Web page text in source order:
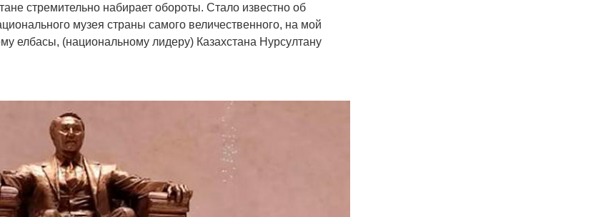
стремительно набирает обороты. Стало известно об
музея страны самого величественного, на мой
елбасы, (национальному лидеру) Казахстана Нурсултану